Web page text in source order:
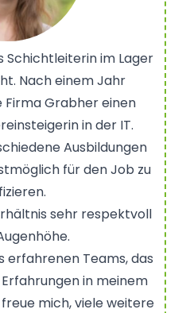
Schichtleiterin im Lager
Nach einem Jahr
Grabher einen
in der IT.
Ausbildungen
für den Job zu
sehr respektvoll
erfahrenen Teams, das
in meinem
mich, viele weitere